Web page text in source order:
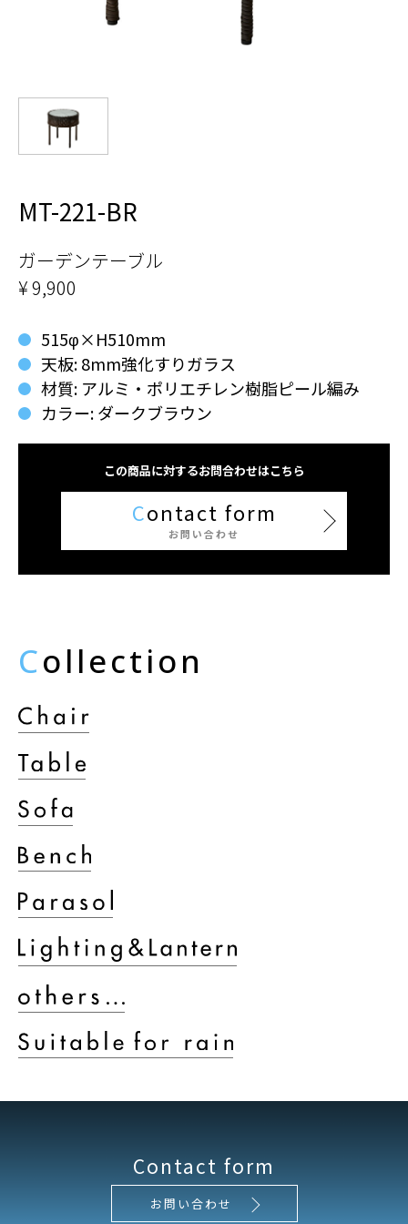
MT-221-BR
ガーデンテーブル
¥ 9,900
515φ×H510mm
天板: 8mm強化すりガラス
材質: アルミ・ポリエチレン樹脂ピール編み
カラー: ダークブラウン
この商品に対するお問合わせはこちら
Contact form
お問い合わせ
Collection
Contact form
お問い合わせ